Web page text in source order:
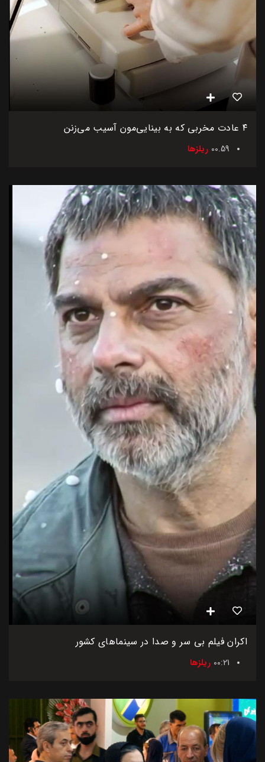
۴ عادت مخربی که به بینایی‌مون آسیب می‌زنن
00.59 ریلزها
اکران فیلم بی سر و صدا در سینماهای کشور
00:21 ریلزها